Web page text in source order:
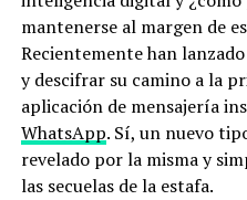
mantenerse al margen de
Recientemente han
y descifrar su camino a la
aplicación de mensajería
WhatsApp. Sí, un nuevo
revelado por la misma y
las secuelas de la estafa.